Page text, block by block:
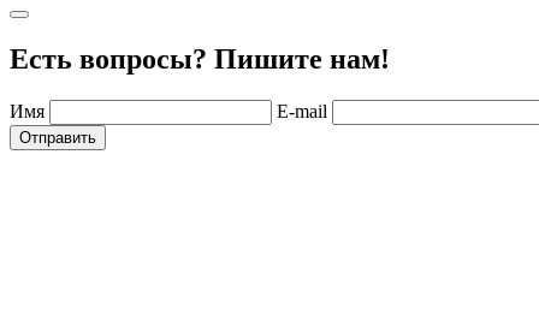
Есть вопросы? Пишите нам!
Имя E-mail